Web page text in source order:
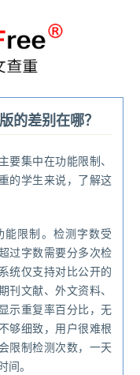
的差别在哪？
要集中在功能限制、
的学生来说，了解这
限制。检测字数受
过字数需要分多次检
统仅支持对比公开的
刊文献、外文资料、
示重复率百分比，无
够细致，用户很难根
限制检测次数，一天
。